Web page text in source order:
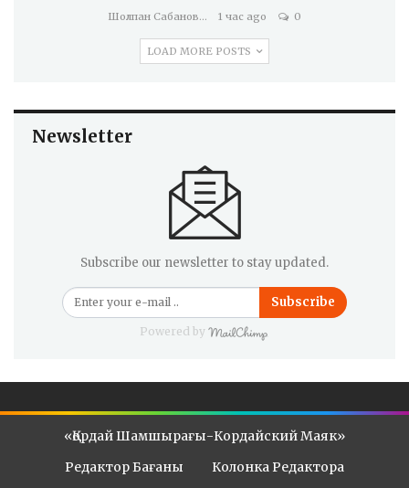
Шолпан Сабанова 1 час ago 0
LOAD MORE POSTS
Newsletter
Subscribe our newsletter to stay updated.
Subscribe
Powered by
«Қордай Шамшырағы-Кордайский Маяк»
Редактор Бағаны
Колонка Редактора